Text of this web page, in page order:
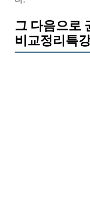
그 다음으로
비교정리특